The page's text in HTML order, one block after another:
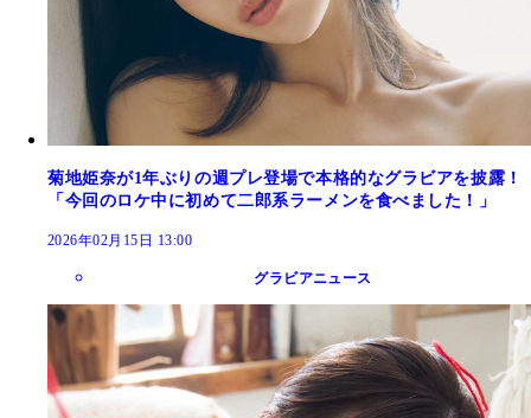
菊地姫奈が1年ぶりの週プレ登場で本格的なグラビアを披露！
「今回のロケ中に初めて二郎系ラーメンを食べました！」
2026年02月15日 13:00
グラビアニュース